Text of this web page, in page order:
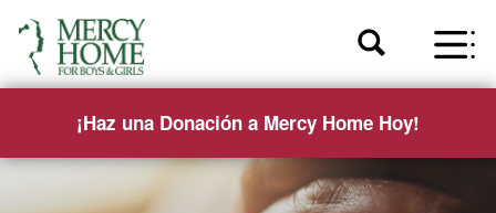
¡Haz una Donación a Mercy Home Hoy!